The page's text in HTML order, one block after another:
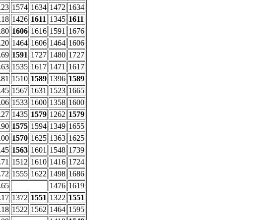
1574 1634 1472 1634
1426 1611 1345 1611
1606 1616 1591 1676
1464 1606 1464 1606
1591 1727 1480 1727
1535 1617 1471 1617
1510 1589 1396 1589
1567 1631 1523 1665
1533 1600 1358 1600
1435 1579 1262 1579
1575 1594 1349 1655
1570 1625 1363 1625
1563 1601 1548 1739
1512 1610 1416 1724
1555 1622 1498 1686
1476 1619
1372 1551 1322 1551
1522 1562 1464 1595